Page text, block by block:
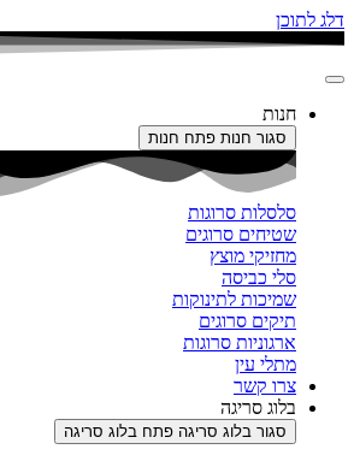
דלג לתוכן
חנות
סגור חנות פתח חנות
סלסלות סרוגות
שטיחים סרוגים
מחזיקי מוצץ
סלי כביסה
שמיכות לתינוקות
תיקים סרוגים
ארגוניות סרוגות
מתלי עין
צרו קשר
בלוג סריגה
סגור בלוג סריגה פתח בלוג סריגה